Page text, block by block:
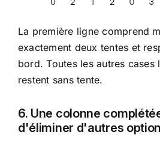
La première ligne comprend
exactement deux tentes et
bord. Toutes les autres
restent sans tente.
6. Une colonne
d'éliminer d'autres